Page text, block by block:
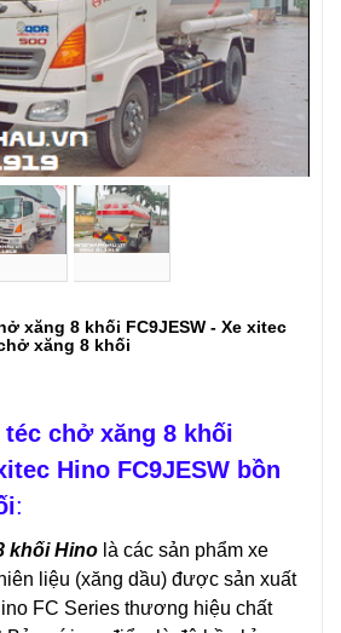
xăng 8 khối FC9JESW - Xe xitec
xăng 8 khối
chở xăng 8 khối
Hino FC9JESW bồn
:
khối Hino là các sản phẩm xe
liệu (xăng dầu) được sản xuất
FC Series thương hiệu chất